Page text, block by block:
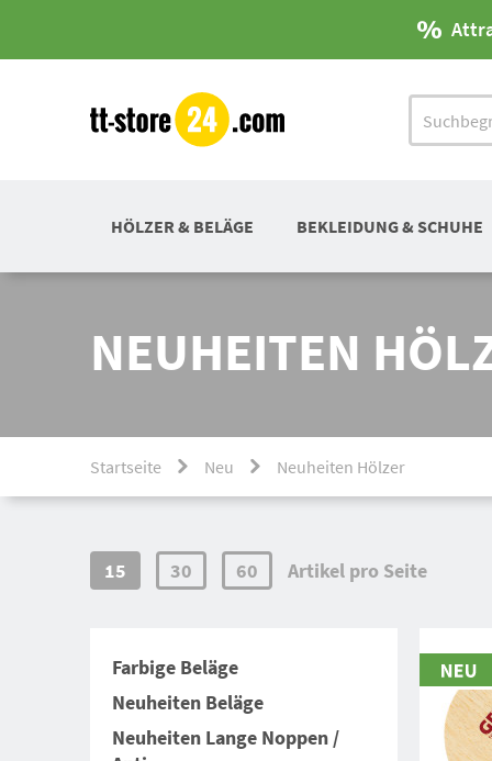
HÖLZER & BELÄGE BEKLEIDUNG & SCHUHE
NEUHEITEN
Startseite Neu Neuheiten Hölzer
Farbige Beläge
Neuheiten Beläge
Neuheiten Lange Noppen /
15 30 60 Artikel pro Seite